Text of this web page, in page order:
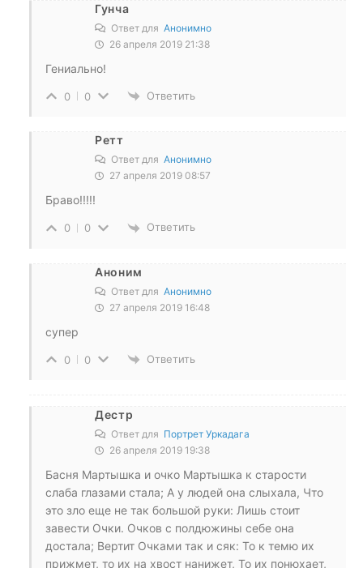
Гунча
Ответ для Анонимно
26 апреля 2019 21:38
Гениально!
0 0 Ответить
Ретт
Ответ для Анонимно
27 апреля 2019 08:57
Браво!!!!!
0 0 Ответить
Аноним
Ответ для Анонимно
27 апреля 2019 16:48
супер
0 0 Ответить
Дестр
Ответ для Портрет Уркадага
26 апреля 2019 19:38
Басня Мартышка и очко Мартышка к старости
слаба глазами стала; А у людей она слыхала, Что
это зло еще не так большой руки: Лишь стоит
завести Очки. Очков с полдюжины себе она
достала; Вертит Очками так и сяк: То к темю их
прижмет, то их на хвост нанижет, То их понюхает,